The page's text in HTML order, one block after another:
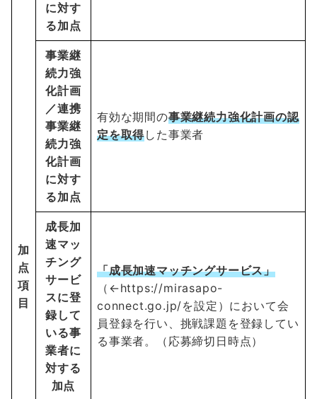
加
点
項
目
に対す
る加点
事業継
続力強
化計画
／連携
事業継
続力強
化計画
に対す
る加点
有効な期間の事業継続力強化計画の認
定を取得した事業者
成長加
速マッ
チング
サービ
スに登
録して
いる事
業者に
対する
加点
「成長加速マッチングサービス」
（←https://mirasapo-
connect.go.jp/を設定）において会
員登録を行い、挑戦課題を登録してい
る事業者。（応募締切日時点）